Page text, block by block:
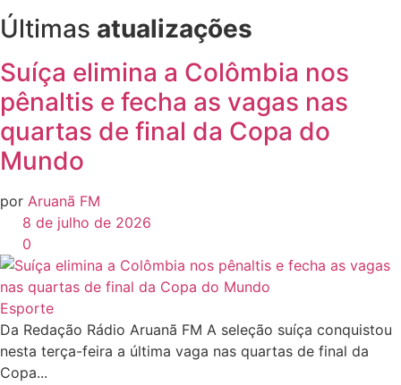
Últimas atualizações
Suíça elimina a Colômbia nos
pênaltis e fecha as vagas nas
quartas de final da Copa do
Mundo
por Aruanã FM
8 de julho de 2026
0
Esporte
Da Redação Rádio Aruanã FM A seleção suíça conquistou
nesta terça-feira a última vaga nas quartas de final da
Copa...